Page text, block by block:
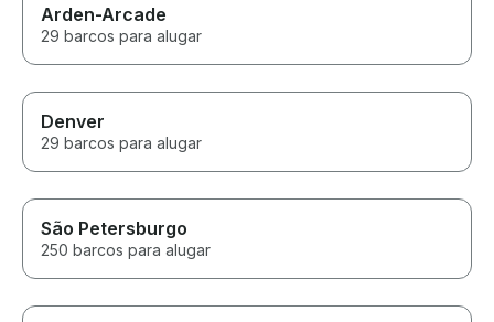
Arden-Arcade
29 barcos para alugar
Denver
29 barcos para alugar
São Petersburgo
250 barcos para alugar